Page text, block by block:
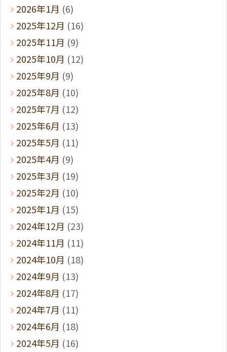
2026年1月 (6)
2025年12月 (16)
2025年11月 (9)
2025年10月 (12)
2025年9月 (9)
2025年8月 (10)
2025年7月 (12)
2025年6月 (13)
2025年5月 (11)
2025年4月 (9)
2025年3月 (19)
2025年2月 (10)
2025年1月 (15)
2024年12月 (23)
2024年11月 (11)
2024年10月 (18)
2024年9月 (13)
2024年8月 (17)
2024年7月 (11)
2024年6月 (18)
2024年5月 (16)